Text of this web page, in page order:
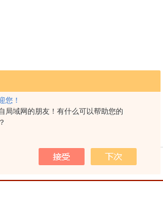
您！
局域网的朋友！有什么可以帮助您的